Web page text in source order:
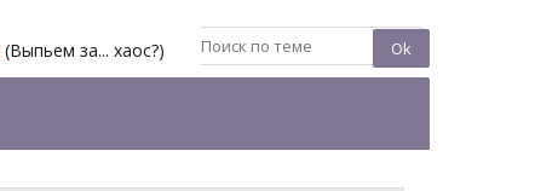
(Выпьем за... хаос?)